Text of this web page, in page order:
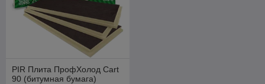
PIR Плита ПрофХолод Cart
90 (битумная бумага)